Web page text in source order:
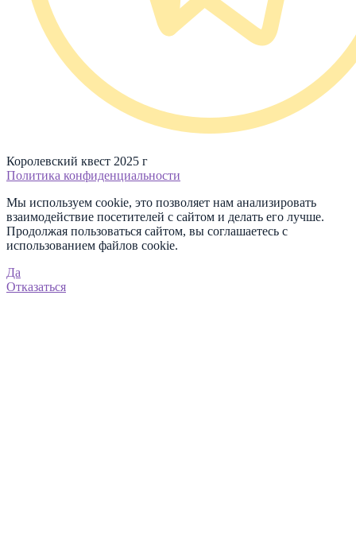
Королевский квест 2025 г
Политика конфиденциальности
Мы используем cookie, это позволяет нам анализировать
взаимодействие посетителей с сайтом и делать его лучше.
Продолжая пользоваться сайтом, вы соглашаетесь с
использованием файлов cookie.
Да
Отказаться